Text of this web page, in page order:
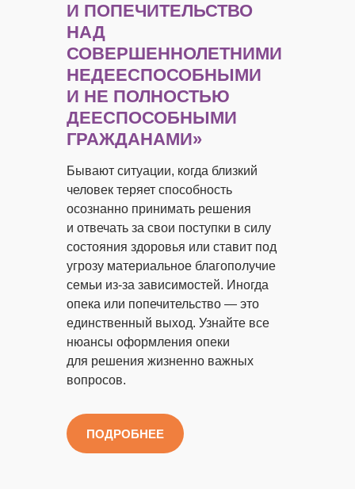
И ПОПЕЧИТЕЛЬСТВО
НАД
СОВЕРШЕННОЛЕТНИМИ
НЕДЕЕСПОСОБНЫМИ
И НЕ ПОЛНОСТЬЮ
ДЕЕСПОСОБНЫМИ
ГРАЖДАНАМИ»
Бывают ситуации, когда близкий
человек теряет способность
осознанно принимать решения
и отвечать за свои поступки в силу
состояния здоровья или ставит под
угрозу материальное благополучие
семьи из-за зависимостей. Иногда
опека или попечительство — это
единственный выход. Узнайте все
нюансы оформления опеки
для решения жизненно важных
вопросов.
ПОДРОБНЕЕ